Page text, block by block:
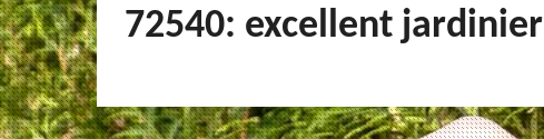
72540: excellent jardinier